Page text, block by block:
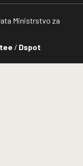
Ministrstvo za
/ Dspot